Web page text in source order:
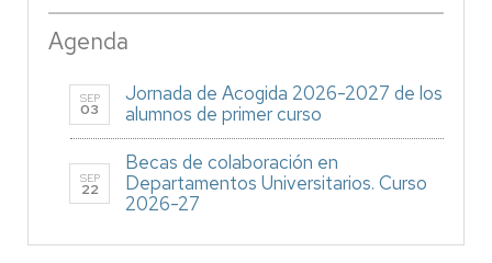
Agenda
SEP
03
Jornada de Acogida 2026-2027 de los
alumnos de primer curso
SEP
22
Becas de colaboración en
Departamentos Universitarios. Curso
2026-27